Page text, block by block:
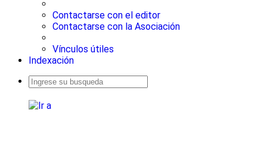
Contactarse con el editor
Contactarse con la Asociación
Vínculos útiles
Indexación